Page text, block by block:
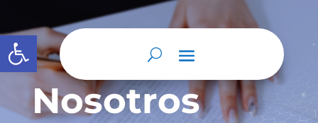
Abrir barra de herramientas
Nosotros